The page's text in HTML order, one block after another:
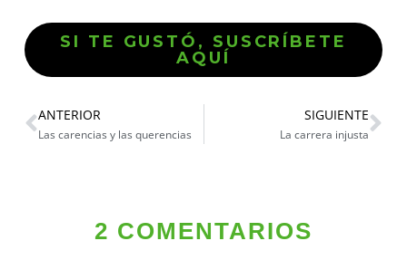
SI TE GUSTÓ, SUSCRÍBETE
AQUÍ
ANTERIOR
Las carencias y las querencias
SIGUIENTE
La carrera injusta
2 COMENTARIOS